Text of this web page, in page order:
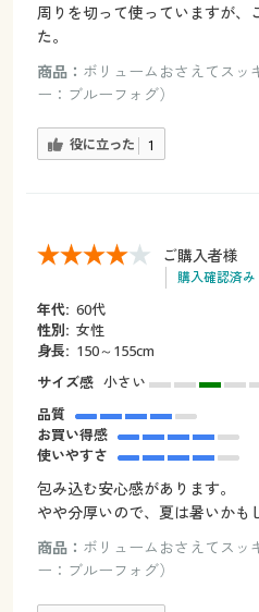
周りを切って使っていますが、
た。
商品： ボリュームおさえてスッ
ー：ブルーフォグ）
役に立った 1
ご購入者様
購入確認済み
年代: 60代
性別: 女性
身長: 150～155cm
サイズ感 小さい
品質
お買い得感
使いやすさ
包み込む安心感があります。
やや分厚いので、夏は暑いかも
商品： ボリュームおさえてスッ
ー：ブルーフォグ）